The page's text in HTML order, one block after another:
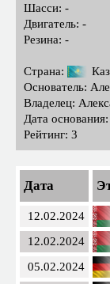
Шасси: -
Двигатель: -
Резина: -
Страна:
Основатель:
Владелец:
Дата
Рейтинг: 3
Дата
12.02.2024
12.02.2024
05.02.2024